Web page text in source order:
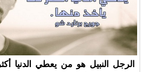
الرجل النبيل هو من يعطي الدنيا